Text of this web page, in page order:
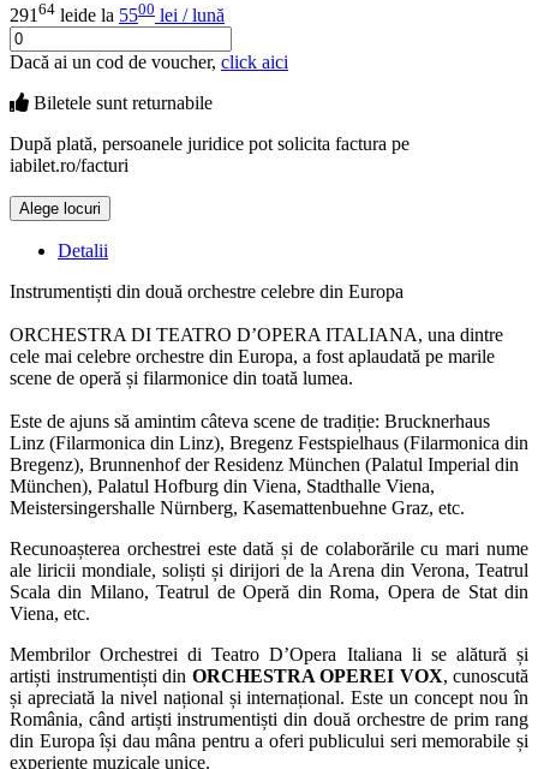
291 64 leide la 5500 lei / lună
Dacă ai un cod de voucher, click aici
Biletele sunt returnabile
După plată, persoanele juridice pot solicita factura pe
iabilet.ro/facturi
Alege locuri
Detalii
Instrumentiști din două orchestre celebre din Europa
ORCHESTRA DI TEATRO D’OPERA ITALIANA, una dintre
cele mai celebre orchestre din Europa, a fost aplaudată pe marile
scene de operă și filarmonice din toată lumea.
Este de ajuns să amintim câteva scene de tradiție: Brucknerhaus
Linz (Filarmonica din Linz), Bregenz Festspielhaus (Filarmonica din
Bregenz), Brunnenhof der Residenz München (Palatul Imperial din
München), Palatul Hofburg din Viena, Stadthalle Viena,
Meistersingershalle Nürnberg, Kasemattenbuehne Graz, etc.
Recunoașterea orchestrei este dată și de colaborările cu mari nume
ale liricii mondiale, soliști și dirijori de la Arena din Verona, Teatrul
Scala din Milano, Teatrul de Operă din Roma, Opera de Stat din
Viena, etc.
Membrilor Orchestrei di Teatro D’Opera Italiana li se alătură și
artiști instrumentiști din ORCHESTRA OPEREI VOX, cunoscută
și apreciată la nivel național și internațional. Este un concept nou în
România, când artiști instrumentiști din două orchestre de prim rang
din Europa își dau mâna pentru a oferi publicului seri memorabile și
experiențe muzicale unice.